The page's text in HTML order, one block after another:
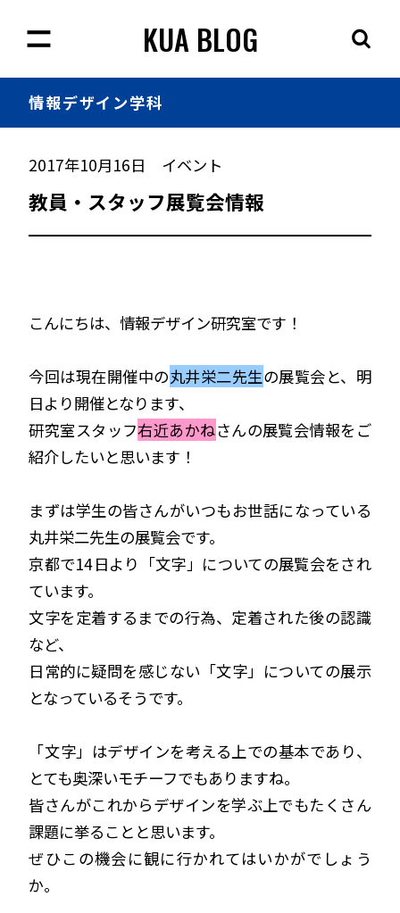
KUA BLOG
情報デザイン学科
2017年10月16日 イベント
教員・スタッフ展覧会情報
こんにちは、情報デザイン研究室です！
今回は現在開催中の丸井栄二先生の展覧会と、明
日より開催となります、
研究室スタッフ右近あかねさんの展覧会情報をご
紹介したいと思います！
まずは学生の皆さんがいつもお世話になっている
丸井栄二先生の展覧会です。
京都で14日より「文字」についての展覧会をされ
ています。
文字を定着するまでの行為、定着された後の認識
など、
日常的に疑問を感じない「文字」についての展示
となっているそうです。
「文字」はデザインを考える上での基本であり、
とても奥深いモチーフでもありますね。
皆さんがこれからデザインを学ぶ上でもたくさん
課題に挙ることと思います。
ぜひこの機会に観に行かれてはいかがでしょう
か。